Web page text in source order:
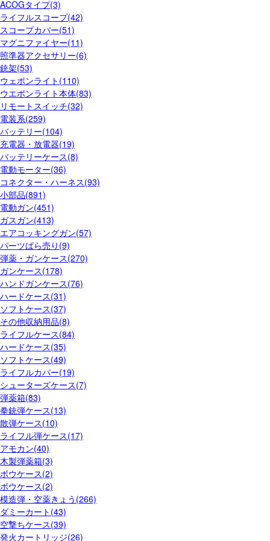
ACOGタイプ(3)
ライフルスコープ(42)
スコープカバー(51)
マグニファイヤー(11)
照準器アクセサリー(6)
銃架(53)
ウェポンライト(110)
ウエポンライト本体(83)
リモートスイッチ(32)
電装系(259)
バッテリー(104)
充電器・放電器(19)
バッテリーケース(8)
電動モーター(36)
コネクター・ハーネス(93)
小部品(891)
電動ガン(451)
ガスガン(413)
エアコッキングガン(57)
パーツばら売り(9)
弾薬・ガンケース(270)
ガンケース(178)
ハンドガンケース(76)
ハードケース(31)
ソフトケース(37)
その他収納用品(8)
ライフルケース(84)
ハードケース(35)
ソフトケース(49)
ライフルカバー(19)
シューターズケース(7)
弾薬箱(83)
拳銃弾ケース(13)
散弾ケース(10)
ライフル弾ケース(17)
アモカン(40)
木製弾薬箱(3)
ボウケース(2)
ボウケース(2)
模造弾・空薬きょう(266)
ダミーカート(43)
空撃ちケース(39)
発火カートリッジ(26)